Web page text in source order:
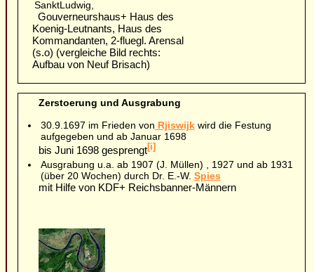
SanktLudwig,
Gouverneurshaus+ Haus des
Koenig-Leutnants, Haus des
Kommandanten, 2-fluegl. Arensal
(s.o) (vergleiche Bild rechts:
Aufbau von Neuf Brisach)
Zerstoerung und Ausgrabung
30.9.1697 im Frieden von Rjiswijkwird die Festung
aufgegeben und ab Januar 1698
bis Juni 1698 gesprengt[i]
Ausgrabung u.a. ab 1907 (J. Müllen) , 1927 und ab 1931
(über 20 Wochen) durch Dr. E.-W. Spies
mit Hilfe von KDF+ Reichsbanner-Männern